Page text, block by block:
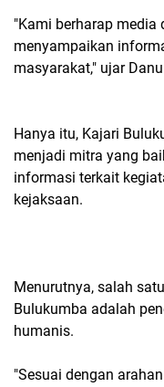
"Kami berharap media
menyampaikan
masyarakat," ujar
Hanya itu, Kajari
menjadi mitra yang
informasi terkait
kejaksaan.
Menurutnya, salah
Bulukumba adalah
humanis.
"Sesuai dengan